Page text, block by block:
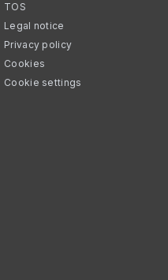
TOS
Legal notice
Privacy policy
Cookies
Cookie settings